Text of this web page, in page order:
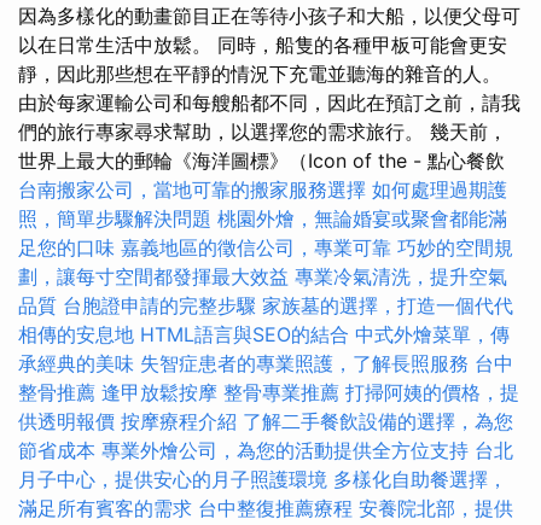
因為多樣化的動畫節目正在等待小孩子和大船，以便父母可
以在日常生活中放鬆。 同時，船隻的各種甲板可能會更安
靜，因此那些想在平靜的情況下充電並聽海的雜音的人。
由於每家運輸公司和每艘船都不同，因此在預訂之前，請我
們的旅行專家尋求幫助，以選擇您的需求旅行。 幾天前，
世界上最大的郵輪《海洋圖標》（Icon of the - 點心餐飲
台南搬家公司，當地可靠的搬家服務選擇 如何處理過期護
照，簡單步驟解決問題 桃園外燴，無論婚宴或聚會都能滿
足您的口味 嘉義地區的徵信公司，專業可靠 巧妙的空間規
劃，讓每寸空間都發揮最大效益 專業冷氣清洗，提升空氣
品質 台胞證申請的完整步驟 家族墓的選擇，打造一個代代
相傳的安息地 HTML語言與SEO的結合 中式外燴菜單，傳
承經典的美味 失智症患者的專業照護，了解長照服務 台中
整骨推薦 逢甲放鬆按摩 整骨專業推薦 打掃阿姨的價格，提
供透明報價 按摩療程介紹 了解二手餐飲設備的選擇，為您
節省成本 專業外燴公司，為您的活動提供全方位支持 台北
月子中心，提供安心的月子照護環境 多樣化自助餐選擇，
滿足所有賓客的需求 台中整復推薦療程 安養院北部，提供